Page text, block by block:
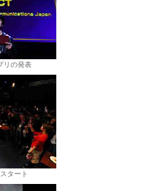
リの発表
タート